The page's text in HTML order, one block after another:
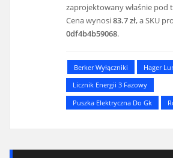
zaprojektowany właśnie pod
Cena wynosi83.7 zł, a SKU
0df4b4b59068.
Berker Wyłączniki
Hager
Licznik Energii 3 Fazowy
Puszka Elektryczna Do Gk